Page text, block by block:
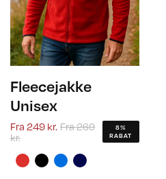
Fleecejakke
Unisex
Fra 249 kr. Fra269
kr.
8%
RABAT